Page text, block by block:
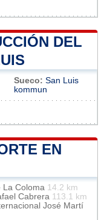
DEL
Sueco: San Luis
kommun
EN
La Coloma 14.2 km
Cabrera 113.1 km
José Martí